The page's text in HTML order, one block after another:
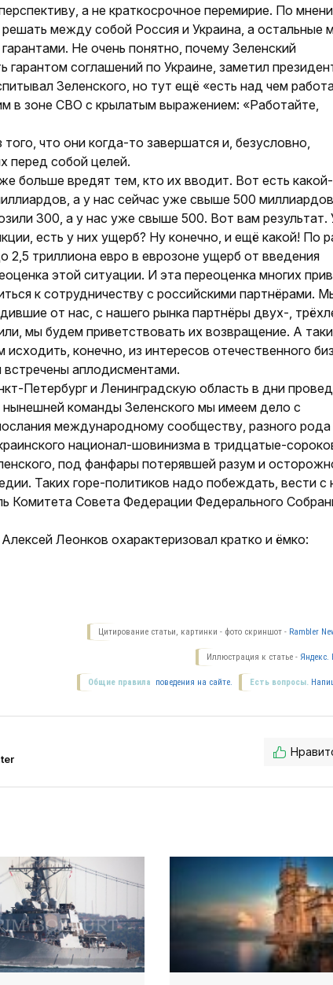
а не краткосрочное перемирие. По
между собой Россия и Украина, а остальные
Не очень понятно, почему Зеленский
соглашений по Украине, заметил
Зеленского, но тут ещё «есть над чем
в зоне СВО с крылатым выражением: «Работайте,
что они когда-то завершатся и, безусловно,
перед собой целей.
больше вредят тем, кто их вводит. Вот есть
а у нас сейчас уже свыше 500
300, а у нас уже свыше 500. Вот вам результат.
есть у них ущерб? Ну конечно, и ещё какой! По
2,5 триллиона евро в еврозоне ущерб от введения
этой ситуации. И эта переоценка многих
к сотрудничеству с российскими партнёрами.
от нас, с нашего рынка партнёры двух-,
мы будем приветствовать их возвращение. А
конечно, из интересов отечественного
аплодисментами.
Петербург и Ленинградскую область в дни
команды Зеленского мы имеем дело с
международному сообществу, разного рода
национал-шовинизма в тридцатые-
под фанфары потерявшей разум и
Таких горе-политиков надо побеждать, вести с
Комитета Совета Федерации Федерального
Леонков охарактеризовал кратко и ёмко:
Цитирование статьи, картинки - фото скриншот - Rambler
Иллюстрация к статье - Яндекс.
Есть вопросы.
Общие правила поведения на сайте.